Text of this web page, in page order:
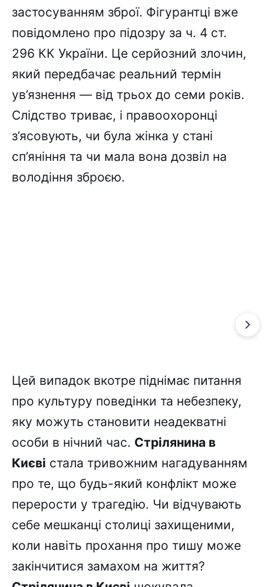
застосуванням зброї. Фігурантці вже
повідомлено про підозру за ч. 4 ст.
296 КК України. Це серйозний злочин,
який передбачає реальний термін
ув’язнення — від трьох до семи років.
Слідство триває, і правоохоронці
з’ясовують, чи була жінка у стані
сп’яніння та чи мала вона дозвіл на
володіння зброєю.
Цей випадок вкотре піднімає питання
про культуру поведінки та небезпеку,
яку можуть становити неадекватні
особи в нічний час. Стрілянина в
Києві стала тривожним нагадуванням
про те, що будь-який конфлікт може
перерости у трагедію. Чи відчувають
себе мешканці столиці захищеними,
коли навіть прохання про тишу може
закінчитися замахом на життя?